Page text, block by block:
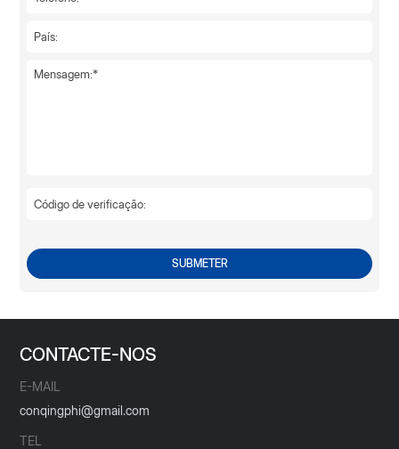
SUBMETER
CONTACTE-NOS
E-MAIL
conqingphi@gmail.com
TEL